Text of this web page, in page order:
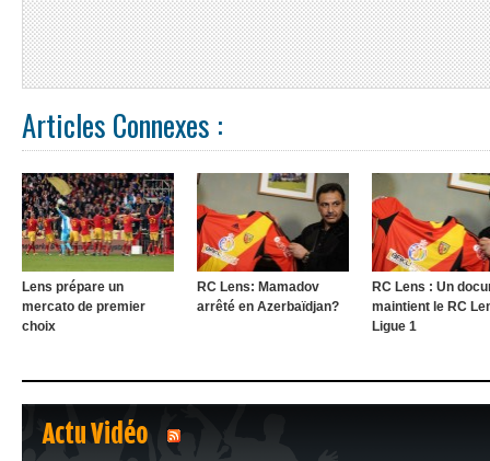
Articles Connexes :
Lens prépare un
mercato de premier
choix
RC Lens: Mamadov
arrêté en Azerbaïdjan?
RC Lens : Un
maintient le RC
Ligue 1
Actu Vidéo
1 2